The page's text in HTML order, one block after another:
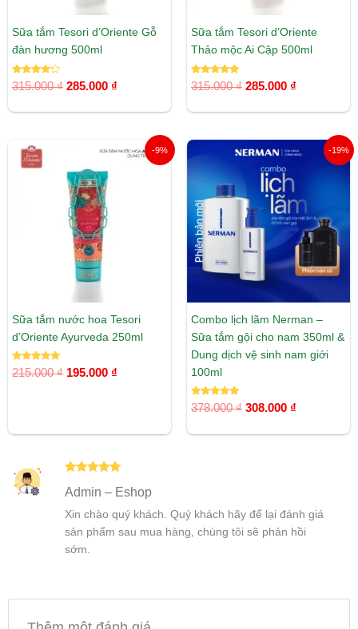
Sữa tắm Tesori d’Oriente Gỗ
đàn hương 500ml
Được xếp
hạng
315.000₫ 285.000 ₫
Sữa tắm Tesori d’Oriente
Thảo mộc Ai Cập 500ml
Được xếp
hạng
315.000₫ 285.000 ₫
-9%
Sữa tắm nước hoa Tesori
d’Oriente Ayurveda 250ml
Được xếp
hạng
215.000₫
là:
215.000 ₫.
195.000 ₫
Giá
hiện
-19%
Combo lịch lãm Nerman –
Sữa tắm gội cho nam 350ml &
Dung dịch vệ sinh nam giới
100ml
Được xếp
hạng
378.000₫
Giá
gốc
378.000 ₫.
308.000 ₫
hiện
308.000 ₫.
hạng55
Admin – Eshop
Xin chào quý khách. Quý khách hãy để lại đánh giá
sản phẩm sau mua hàng, chúng tôi sẽ phản hồi
sớm.